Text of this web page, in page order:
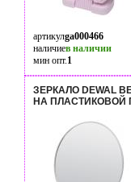
артикулga000466
наличиев наличии
мин опт.1
ЗЕРКАЛО DEWAL
НА ПЛАСТИКОВОЙ